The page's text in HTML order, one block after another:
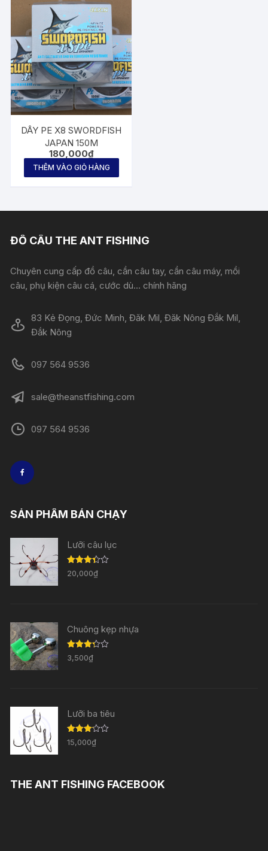
DÂY PE X8 SWORDFISH
JAPAN 150M
180,000₫
THÊM VÀO GIỎ HÀNG
ĐỒ CÂU THE ANT FISHING
Chuyên cung cấp đồ câu, cần câu tay, cần câu máy, mồi
câu, phụ kiện câu cá, cước dù... chính hãng
83 Kẻ Đọng, Đức Minh, Đăk Mil, Đăk Nông Đắk Mil,
Đắk Nông
097 564 9536
sale@theanstfishing.com
097 564 9536
SẢN PHẨM BÁN CHẠY
Lưỡi câu lục
Được
xếp
20,000₫
Chuông kẹp nhựa
Được
xếp
3,500₫
Lưỡi ba tiêu
Được
xếp
15,000₫
THE ANT FISHING FACEBOOK